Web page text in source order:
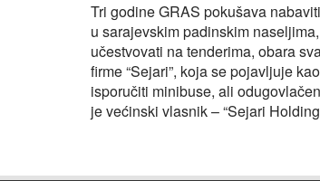
Tri godine GRAS pokušava
u sarajevskim padinskim
učestvovati na tenderima, obara
firme “Sejari”, koja se pojavljuje
isporučiti minibuse, ali
je većinski vlasnik – “Sejari